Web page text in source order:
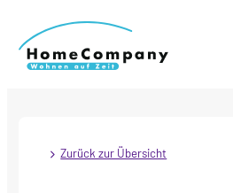
Zurück zur Übersicht